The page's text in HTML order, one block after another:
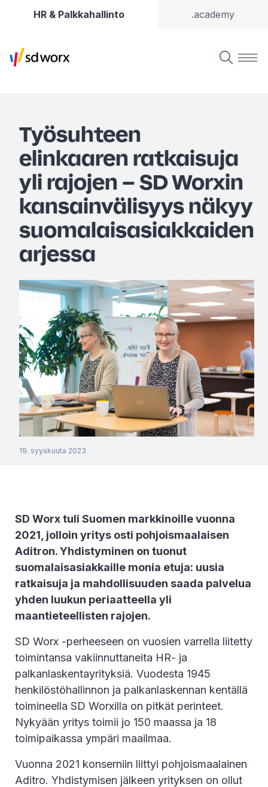
HR & Palkkahallinto .academy
Työsuhteen
elinkaaren ratkaisuja
yli rajojen – SD Worxin
kansainvälisyys näkyy
suomalaisasiakkaiden
arjessa
19. syyskuuta 2023
SD Worx tuli Suomen markkinoille vuonna
2021, jolloin yritys osti pohjoismaalaisen
Aditron. Yhdistyminen on tuonut
suomalaisasiakkaille monia etuja: uusia
ratkaisuja ja mahdollisuuden saada palvelua
yhden luukun periaatteella yli
maantieteellisten rajojen.
SD Worx -perheeseen on vuosien varrella liitetty
toimintansa vakiinnuttaneita HR- ja
palkanlaskentayrityksiä. Vuodesta 1945
henkilöstöhallinnon ja palkanlaskennan kentällä
toimineella SD Worxilla on pitkät perinteet.
Nykyään yritys toimii jo 150 maassa ja 18
toimipaikassa ympäri maailmaa.
Vuonna 2021 konserniin liittyi pohjoismaalainen
Aditro. Yhdistymisen jälkeen yrityksen on ollut